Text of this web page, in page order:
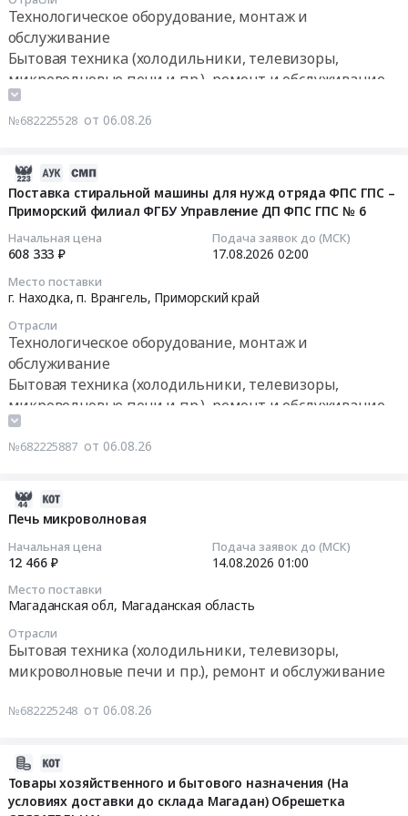
10.11,
Технологическое оборудование, монтаж и
обслуживание
Бытовая техника (холодильники, телевизоры,
микроволновые печи и пр.), ремонт и обслуживание
№682225528 от 06.08.26
Поставка стиральной машины для нужд отряда ФПС ГПС –
Приморский филиал ФГБУ Управление ДП ФПС ГПС № 6
Начальная цена
608 333 ₽
Подача заявок до (МСК)
17.08.2026 02:00
Место поставки
г. Находка, п. Врангель, Приморский край
Отрасли
Технологическое оборудование, монтаж и
обслуживание
Бытовая техника (холодильники, телевизоры,
микроволновые печи и пр.), ремонт и обслуживание
№682225887 от 06.08.26
Печь микроволновая
Начальная цена
12 466 ₽
Подача заявок до (МСК)
14.08.2026 01:00
Место поставки
Магаданская обл, Магаданская область
Отрасли
Бытовая техника (холодильники, телевизоры,
микроволновые печи и пр.), ремонт и обслуживание
№682225248 от 06.08.26
Товары хозяйственного и бытового назначения (На
условиях доставки до склада Магадан) Обрешетка